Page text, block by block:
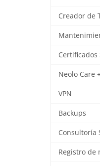
Creador de
Certificados
Neolo Care
VPN
Backups
Consultoría
Registro de